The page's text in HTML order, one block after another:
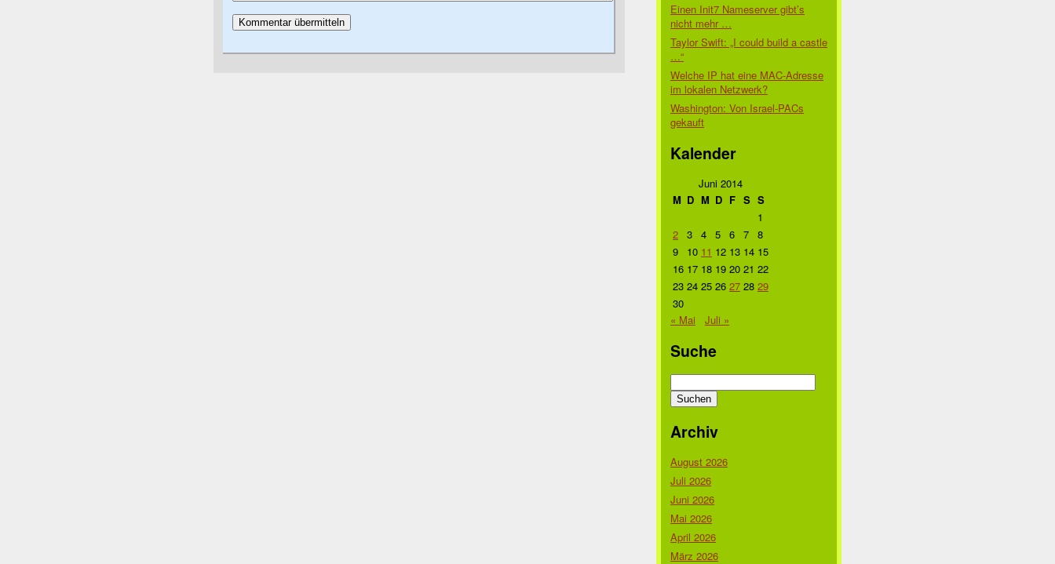
Einen Init7 Nameserver gibt’s
nicht mehr …
Taylor Swift: „I could build a castle
…“
Welche IP hat eine MAC-Adresse
im lokalen Netzwerk?
Washington: Von Israel-PACs
gekauft
Kalender
Juni 2014
M D M D F S S
1
2 3 4 5 6 7 8
9
10 11 12 13 14 15
16 17 18 19 20 21 22
23 24 25 26 27 28 29
30
« Mai
Juli »
Suche
nach:
Archiv
August 2026
Juli 2026
Juni 2026
Mai 2026
April 2026
März 2026